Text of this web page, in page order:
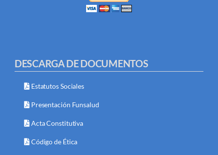
DESCARGA DE DOCUMENTOS
Estatutos Sociales
Presentación Funsalud
Acta Constitutiva
Código de Ética